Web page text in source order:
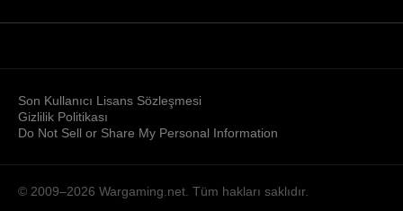
Son Kullanıcı Lisans Sözleşmesi
Gizlilik Politikası
Do Not Sell or Share My Personal Information
© 2009–2026 Wargaming.net. Tüm hakları saklıdır.